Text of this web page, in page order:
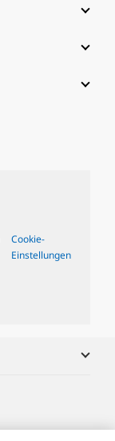
Cookie-
Einstellungen